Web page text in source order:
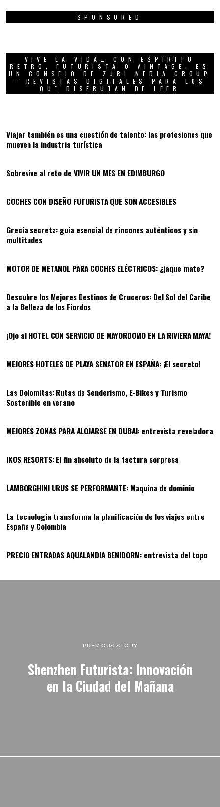
SPONSORED
VIVE LA VIDA… CON ESPIRITU
RETRO, FUTURISTA O VINTAGE. ES
UN CONSEJO DE ZURI MEDIA GROUP
– REVISTAS DIGITALES PARA LOS
QUE DISFRUTAN DE LEER
Viajar también es una cuestión de talento: las profesiones que
mueven la industria turística
Sobrevive al reto de VIVIR UN MES EN EDIMBURGO
COCHES CON DISEÑO FUTURISTA QUE SON ACCESIBLES
Grecia secreta: guía esencial de rincones auténticos y sin
multitudes
MOTOR DE METANOL PARA COCHES ELÉCTRICOS: ¿jaque mate?
06
Descubre los Mejores Destinos de Cruceros: Del Sol del Caribe
a la Belleza de los Fiordos
¡Ojo al HOTEL CON SERVICIO DE MAYORDOMO EN LA RIVIERA MAYA!
08
MEJORES HOTELES DE PLAYA SENATOR EN ESPAÑA: ¡El secreto!
09
Las Dolomitas: Rutas de Senderismo, E-Bikes y Turismo
Sostenible en verano
MEJORES ZONAS PARA ALOJARSE EN DUBAI: entrevista reveladora
11
IKOS RESORTS: El fin absoluto de la factura sorpresa
LAMBORGHINI URUS SE PERFORMANTE: Máquina de dominio13
La tecnología transforma la planificación de los viajes entre
España y Colombia
PRECIO ENTRADAS AQUALANDIA BENIDORM: entrevista del topo
PREVIOUS STORY
Shenzhen Futurista: Innovación
en la Ciudad del Mañana